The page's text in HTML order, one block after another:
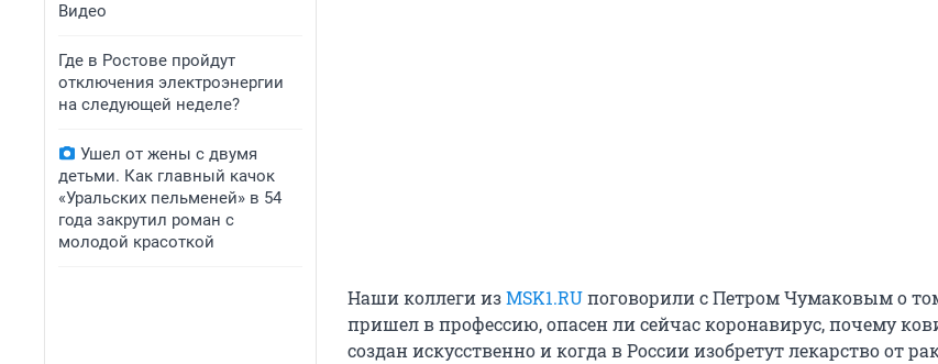
Видео
Где в Ростове пройдут
отключения электроэнергии
на следующей неделе?
Ушел от жены с двумя
детьми. Как главный качок
«Уральских пельменей» в 54
года закрутил роман с
молодой красоткой
Наши коллеги изMSK1.RUпоговорили с Петром Чумаковым о
пришел в профессию, опасен ли сейчас коронавирус, почему
создан искусственно и когда в России изобретут лекарство от